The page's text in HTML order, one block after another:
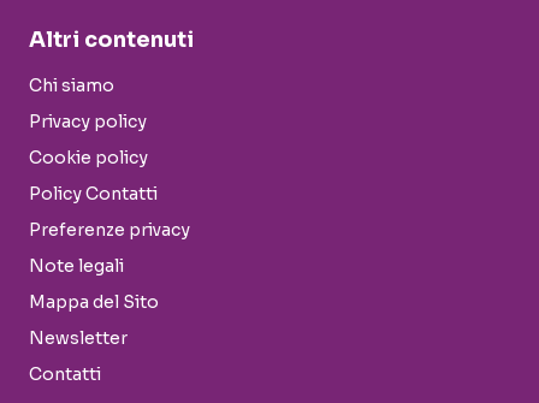
Altri contenuti
Chi siamo
Privacy policy
Cookie policy
Policy Contatti
Preferenze privacy
Note legali
Mappa del Sito
Newsletter
Contatti